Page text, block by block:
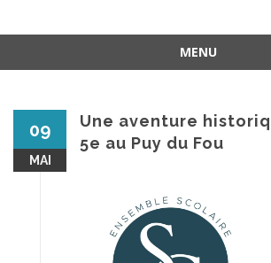
MENU
09
MAI
Une aventure
5e au Puy du Fou